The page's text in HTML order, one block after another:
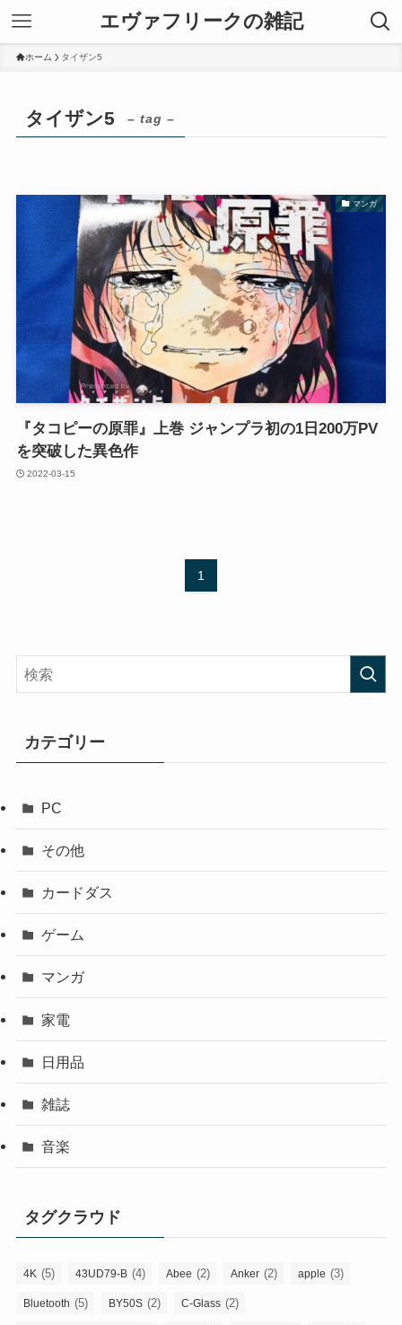
エヴァフリークの雑記
ホーム タイザン5
タイザン5 – tag –
マンガ
『タコピーの原罪』上巻 ジャンプラ初の1日200万PV
を突破した異色作
2022-03-15
1
カテゴリー
PC
その他
カードダス
ゲーム
マンガ
家電
日用品
雑誌
音楽
タグクラウド
4K (5) 43UD79-B (4) Abee (2) Anker (2) apple (3)
Bluetooth (5) BY50S (2) C-Glass (2)